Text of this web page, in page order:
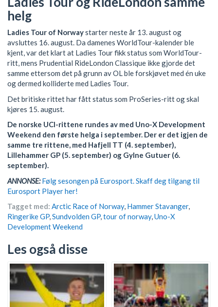
helg
Ladies Tour of Norwaystarter neste år 13. august og
avsluttes 16. august. Da damenes WorldTour-kalender ble
kjent, var det klart at Ladies Tour fikk status som WorldTour-
ritt, mens Prudential RideLondon Classique ikke gjorde det
samme ettersom det på grunn av OL ble forskjøvet med én uke
og dermed kolliderte med Ladies Tour.
Det britiske rittet har fått status som ProSeries-ritt og skal
kjøres 15. august.
De norske UCI-rittene rundes av med Uno-X Development
Weekend den første helga i september. Der er det igjen de
samme tre rittene, med Hafjell TT (4. september),
Lillehammer GP (5. september) og Gylne Gutuer (6.
september).
ANNONSE: Følg sesongen på Eurosport. Skaff deg tilgang til
Eurosport Player her!
Tagget med: Arctic Race of Norway, Hammer Stavanger,
Ringerike GP,Sundvolden GP,tour of norway,Uno-X
Development Weekend
Les også disse